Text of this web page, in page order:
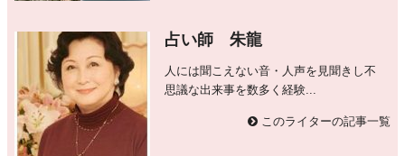
占い師 朱龍
人には聞こえない音・人声を見聞きし不
思議な出来事を数多く経験...
このライターの記事一覧